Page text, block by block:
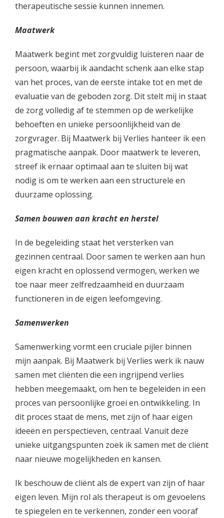
therapeutische sessie kunnen innemen.
Maatwerk
Maatwerk begint met zorgvuldig luisteren naar de
persoon, waarbij ik aandacht schenk aan elke stap
van het proces, van de eerste intake tot en met de
evaluatie van de geboden zorg. Dit stelt mij in staat
de zorg volledig af te stemmen op de werkelijke
behoeften en unieke persoonlijkheid van de
zorgvrager. Bij Maatwerk bij Verlies hanteer ik een
pragmatische aanpak. Door maatwerk te leveren,
streef ik ernaar optimaal aan te sluiten bij wat
nodig is om te werken aan een structurele en
duurzame oplossing.
Samen bouwen aan kracht en herstel
In de begeleiding staat het versterken van
gezinnen centraal. Door samen te werken aan hun
eigen kracht en oplossend vermogen, werken we
toe naar meer zelfredzaamheid en duurzaam
functioneren in de eigen leefomgeving.
Samenwerken
Samenwerking vormt een cruciale pijler binnen
mijn aanpak. Bij Maatwerk bij Verlies werk ik nauw
samen met cliënten die een ingrijpend verlies
hebben meegemaakt, om hen te begeleiden in een
proces van persoonlijke groei en ontwikkeling. In
dit proces staat de mens, met zijn of haar eigen
ideeën en perspectieven, centraal. Vanuit deze
unieke uitgangspunten zoek ik samen met de cliënt
naar nieuwe mogelijkheden en kansen.
Ik beschouw de cliënt als de expert van zijn of haar
eigen leven. Mijn rol als therapeut is om gevoelens
te spiegelen en te verkennen, zonder een vooraf